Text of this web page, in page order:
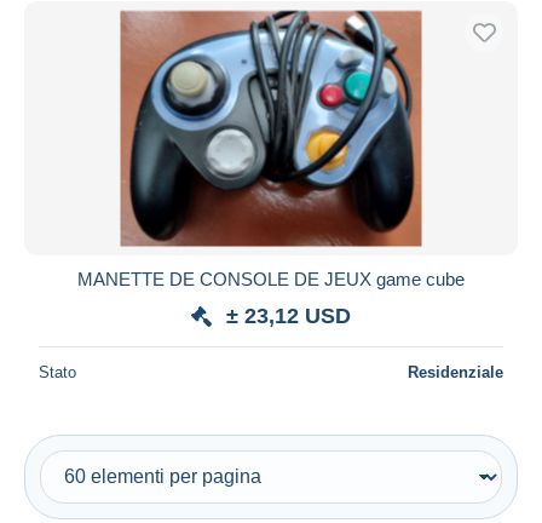
Aggiorna
MANETTE DE CONSOLE DE JEUX game cube
± 23,12 USD
Stato Residenziale